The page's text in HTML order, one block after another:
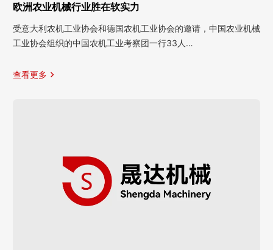
欧洲农业机械行业胜在软实力
受意大利农机工业协会和德国农机工业协会的邀请，中国农业机械
工业协会组织的中国农机工业考察团一行33人…
查看更多